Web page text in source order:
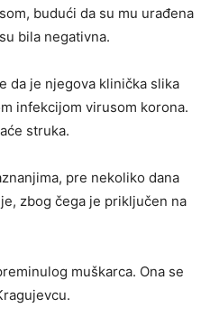
budući da su mu urađena
bila negativna.
da je njegova klinička slika
infekcijom virusom korona.
struka.
pre nekoliko dana
zbog čega je priključen na
muškarca. Ona se